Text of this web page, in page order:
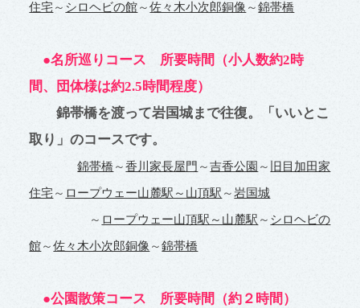
住宅～ シロヘビの館～佐々木小次郎銅像 ～錦帯橋
●名所巡りコース 所要時間（小人数約2時
間、団体様は約2.5時間程度）
錦帯橋を渡って岩国城まで往復。「いいとこ
取り」のコースです。
錦帯橋～香川家長屋門 ～吉香公園 ～ 旧目加田家
住宅～ ロープウェー山麓駅～山頂駅 ～岩国城
～ ロープウェー山頂駅～山麓駅 ～ シロヘビの
館～佐々木小次郎銅像 ～錦帯橋
●公園散策コース 所要時間（約２時間）